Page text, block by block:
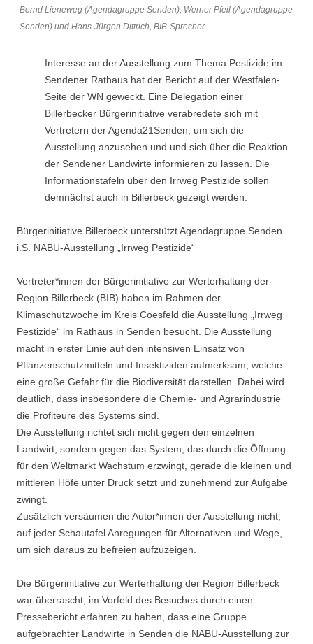
Bernd Lieneweg (Agendagruppe Senden), Werner Pfeil (Agendagruppe
Senden) und Hans-Jürgen Dittrich, BIB-Sprecher.
Interesse an der Ausstellung zum Thema Pestizide im
Sendener Rathaus hat der Bericht auf der Westfalen-
Seite der WN geweckt. Eine Delegation einer
Billerbecker Bürgerinitiative verabredete sich mit
Vertretern der Agenda21Senden, um sich die
Ausstellung anzusehen und und sich über die Reaktion
der Sendener Landwirte informieren zu lassen. Die
Informationstafeln über den Irrweg Pestizide sollen
demnächst auch in Billerbeck gezeigt werden.
Bürgerinitiative Billerbeck unterstützt Agendagruppe Senden
i.S. NABU-Ausstellung „Irrweg Pestizide“
Vertreter*innen der Bürgerinitiative zur Werterhaltung der
Region Billerbeck (BIB) haben im Rahmen der
Klimaschutzwoche im Kreis Coesfeld die Ausstellung „Irrweg
Pestizide“ im Rathaus in Senden besucht. Die Ausstellung
macht in erster Linie auf den intensiven Einsatz von
Pflanzenschutzmitteln und Insektiziden aufmerksam, welche
eine große Gefahr für die Biodiversität darstellen. Dabei wird
deutlich, dass insbesondere die Chemie- und Agrarindustrie
die Profiteure des Systems sind.
Die Ausstellung richtet sich nicht gegen den einzelnen
Landwirt, sondern gegen das System, das durch die Öffnung
für den Weltmarkt Wachstum erzwingt, gerade die kleinen und
mittleren Höfe unter Druck setzt und zunehmend zur Aufgabe
zwingt.
Zusätzlich versäumen die Autor*innen der Ausstellung nicht,
auf jeder Schautafel Anregungen für Alternativen und Wege,
um sich daraus zu befreien aufzuzeigen.
Die Bürgerinitiative zur Werterhaltung der Region Billerbeck
war überrascht, im Vorfeld des Besuches durch einen
Pressebericht erfahren zu haben, dass eine Gruppe
aufgebrachter Landwirte in Senden die NABU-Ausstellung zur